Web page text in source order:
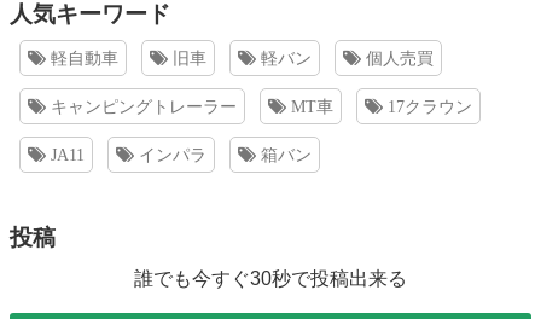
人気キーワード
軽自動車 旧車 軽バン 個人売買
キャンピングトレーラー MT車 17クラウン
JA11 インパラ 箱バン
投稿
誰でも今すぐ30秒で投稿出来る